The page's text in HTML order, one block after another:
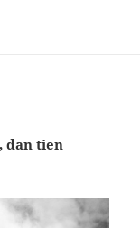
dan tien